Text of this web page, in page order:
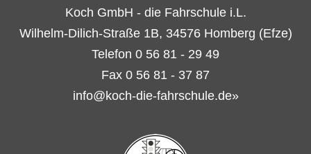
Koch GmbH - die Fahrschule i.L.
Wilhelm-Dilich-Straße 1B, 34576 Homberg (Efze)
Telefon 0 56 81 - 29 49
Fax 0 56 81 - 37 87
info@koch-die-fahrschule.de»